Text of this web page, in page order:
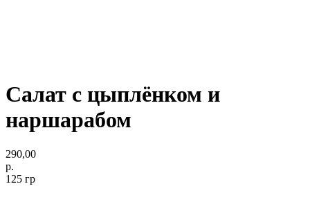
Салат с цыплёнком и
наршарабом
290,00
р.
125 гр